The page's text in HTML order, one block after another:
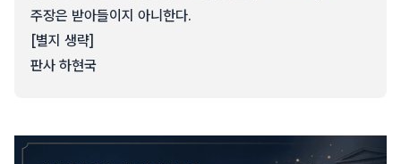
주장은 받아들이지 아니한다.
[별지 생략]
판사 하현국